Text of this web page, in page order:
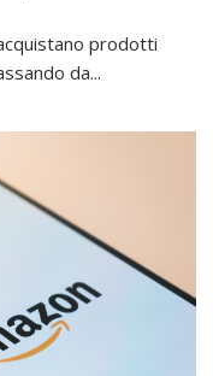
prodotti
da...